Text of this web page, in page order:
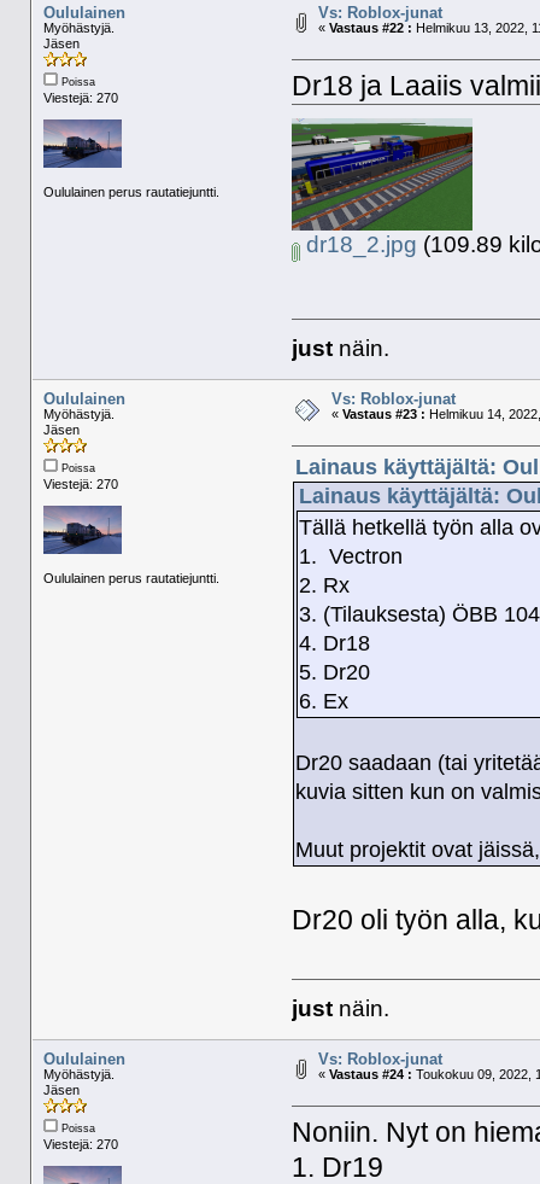
Oululainen
Myöhästyjä.
Jäsen
Poissa
Viestejä: 270
Oululainen perus rautatiejuntti.
Vs: Roblox-junat
« Vastaus #22 : Helmikuu 13, 2022,
Dr18 ja Laaiis
dr18_2.jpg (109.89
just näin.
Oululainen
Myöhästyjä.
Jäsen
Poissa
Viestejä: 270
Oululainen perus rautatiejuntti.
Vs: Roblox-junat
« Vastaus #23 : Helmikuu 14,
Lainaus käyttäjältä:
Lainaus käyttäjältä:
Tällä hetkellä työn alla
1. Vectron
2. Rx
3. (Tilauksesta) ÖBB
4. Dr18
5. Dr20
6. Ex
Dr20 saadaan (tai
kuvia sitten kun on
Muut projektit ovat
Dr20 oli työn alla,
just näin.
Oululainen
Myöhästyjä.
Jäsen
Poissa
Viestejä: 270
Vs: Roblox-junat
« Vastaus #24 : Toukokuu 09, 2022,
Noniin. Nyt on
1. Dr19